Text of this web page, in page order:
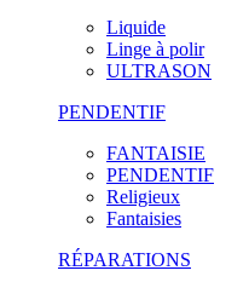
Liquide
Linge à polir
ULTRASON
PENDENTIF
FANTAISIE
PENDENTIF
Religieux
Fantaisies
RÉPARATIONS